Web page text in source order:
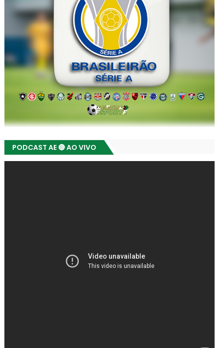
PODCAST AE 🔴 AO VIVO